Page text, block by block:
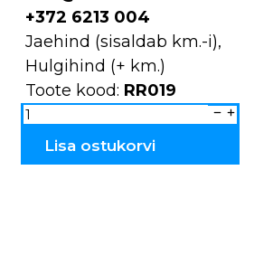
+372 6213 004
Jaehind (sisaldab km.-i),
Hulgihind (+ km.)
Toote kood: RR019
Nokamüts
Tallinn
RR019
Lisa ostukorvi